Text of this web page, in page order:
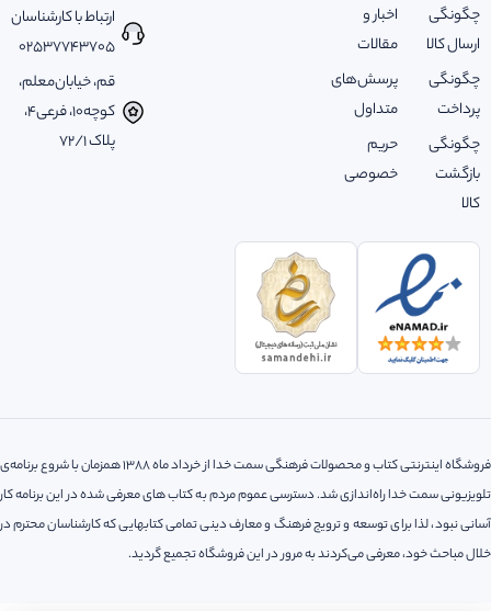
چگونگی
ارسال کالا
چگونگی
پرداخت
چگونگی
بازگشت
کالا
اخبار و
مقالات
پرسش‌های
متداول
حریم
خصوصی
ارتباط با کارشناسان
02537743705
قم، خیابان‌معلم،
کوچه‌10، فرعی‌4،
پلاک ‌72/1
فروشگاه اینترنتی کتاب و محصولات فرهنگی سمت خدا از خرداد ماه 1388 همزمان با شروع برنامه‌ی
تلویزیونی سمت خدا راه‌اندازی شد. دسترسی عموم مردم به کتاب های معرفی شده در این برنامه کار
آسانی نبود، لذا‌ برای توسعه و ترویج فرهنگ و معارف دینی تمامی کتابهایی که کارشناسان محترم در
خلال مباحث خود، معرفی می‌کردند به مرور در این فروشگاه تجمیع گردید.